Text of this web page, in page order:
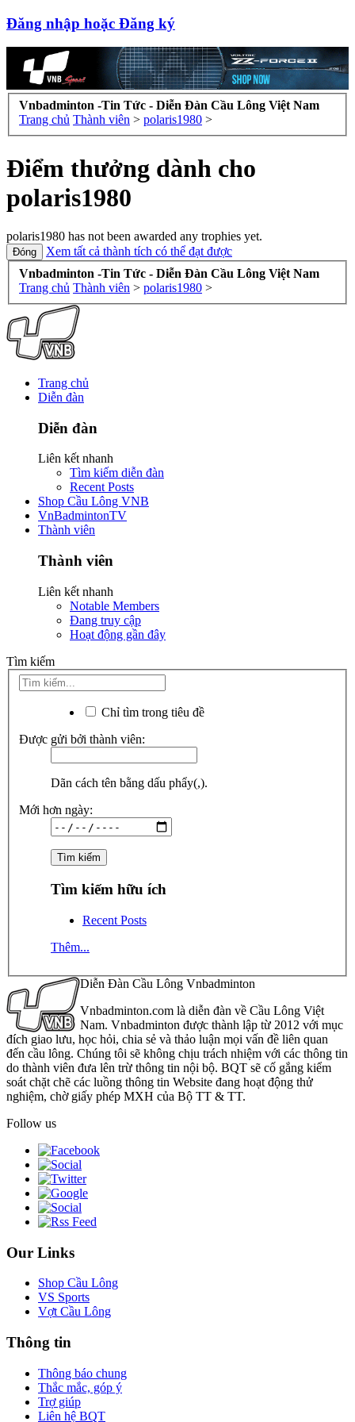
Đăng nhập hoặc Đăng ký
Vnbadminton -Tin Tức - Diễn Đàn Cầu Lông Việt Nam
Trang chủ Thành viên > polaris1980 >
Điểm thưởng dành cho
polaris1980
polaris1980 has not been awarded any trophies yet.
Xem tất cả thành tích có thể đạt được
Vnbadminton -Tin Tức - Diễn Đàn Cầu Lông Việt Nam
Trang chủ Thành viên > polaris1980 >
Trang chủ
Diễn đàn
Diễn đàn
Liên kết nhanh
Tìm kiếm diễn đàn
Recent Posts
Shop Cầu Lông VNB
VnBadmintonTV
Thành viên
Thành viên
Liên kết nhanh
Notable Members
Đang truy cập
Hoạt động gần đây
Tìm kiếm
Chỉ tìm trong tiêu đề
Được gửi bởi thành viên:
Dãn cách tên bằng dấu phẩy(,).
Mới hơn ngày:
Tìm kiếm hữu ích
Recent Posts
Thêm...
Diễn Đàn Cầu Lông Vnbadminton
Vnbadminton.com là diễn đàn về Cầu Lông Việt
Nam. Vnbadminton được thành lập từ 2012 với mục
đích giao lưu, học hỏi, chia sẻ và thảo luận mọi vấn đề liên quan
đến cầu lông. Chúng tôi sẽ không chịu trách nhiệm với các thông tin
do thành viên đưa lên trừ thông tin nội bộ. BQT sẽ cố gắng kiểm
soát chặt chẽ các luồng thông tin Website đang hoạt động thử
nghiệm, chờ giấy phép MXH của Bộ TT & TT.
Follow us
Our Links
Shop Cầu Lông
VS Sports
Vợt Cầu Lông
Thông tin
Thông báo chung
Thắc mắc, góp ý
Trợ giúp
Liên hệ BQT